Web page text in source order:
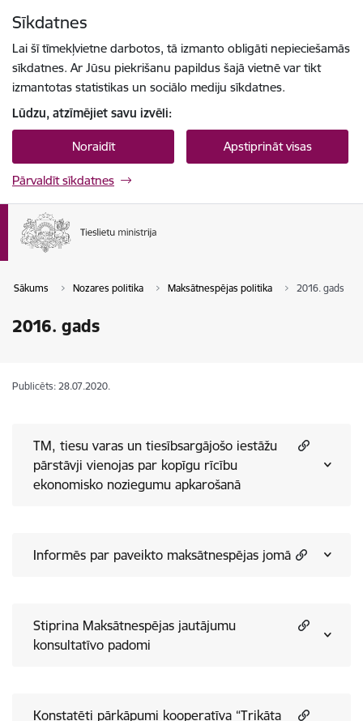
Sīkdatnes
Lai šī tīmekļvietne darbotos, tā izmanto obligāti nepieciešamās
sīkdatnes. Ar Jūsu piekrišanu papildus šajā vietnē var tikt
izmantotas statistikas un sociālo mediju sīkdatnes.
Lūdzu, atzīmējiet savu izvēli:
Noraidīt Apstiprināt visas
Pārvaldīt sīkdatnes
Sākums Nozares politika Maksātnespējas politika 2016. gads
2016. gads
Publicēts: 28.07.2020.
TM, tiesu varas un tiesībsargājošo iestāžu
pārstāvji vienojas par kopīgu rīcību
ekonomisko noziegumu apkarošanā
Informēs par paveikto maksātnespējas jomā
Stiprina Maksātnespējas jautājumu
konsultatīvo padomi
Konstatēti pārkāpumi kooperatīva “Trikāta